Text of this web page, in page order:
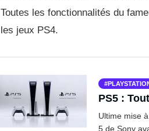
Toutes les fonctionnalités du
les jeux PS4.
PS5 :
Ultime mise
5 de Sony